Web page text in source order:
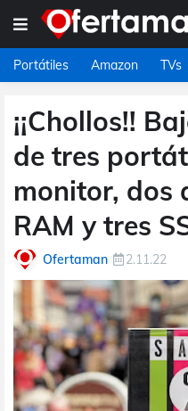
Portátiles Amazon TVs
¡¡Chollos!!
de tres
monitor, dos
RAM y tres
Ofertaman 2.11.22